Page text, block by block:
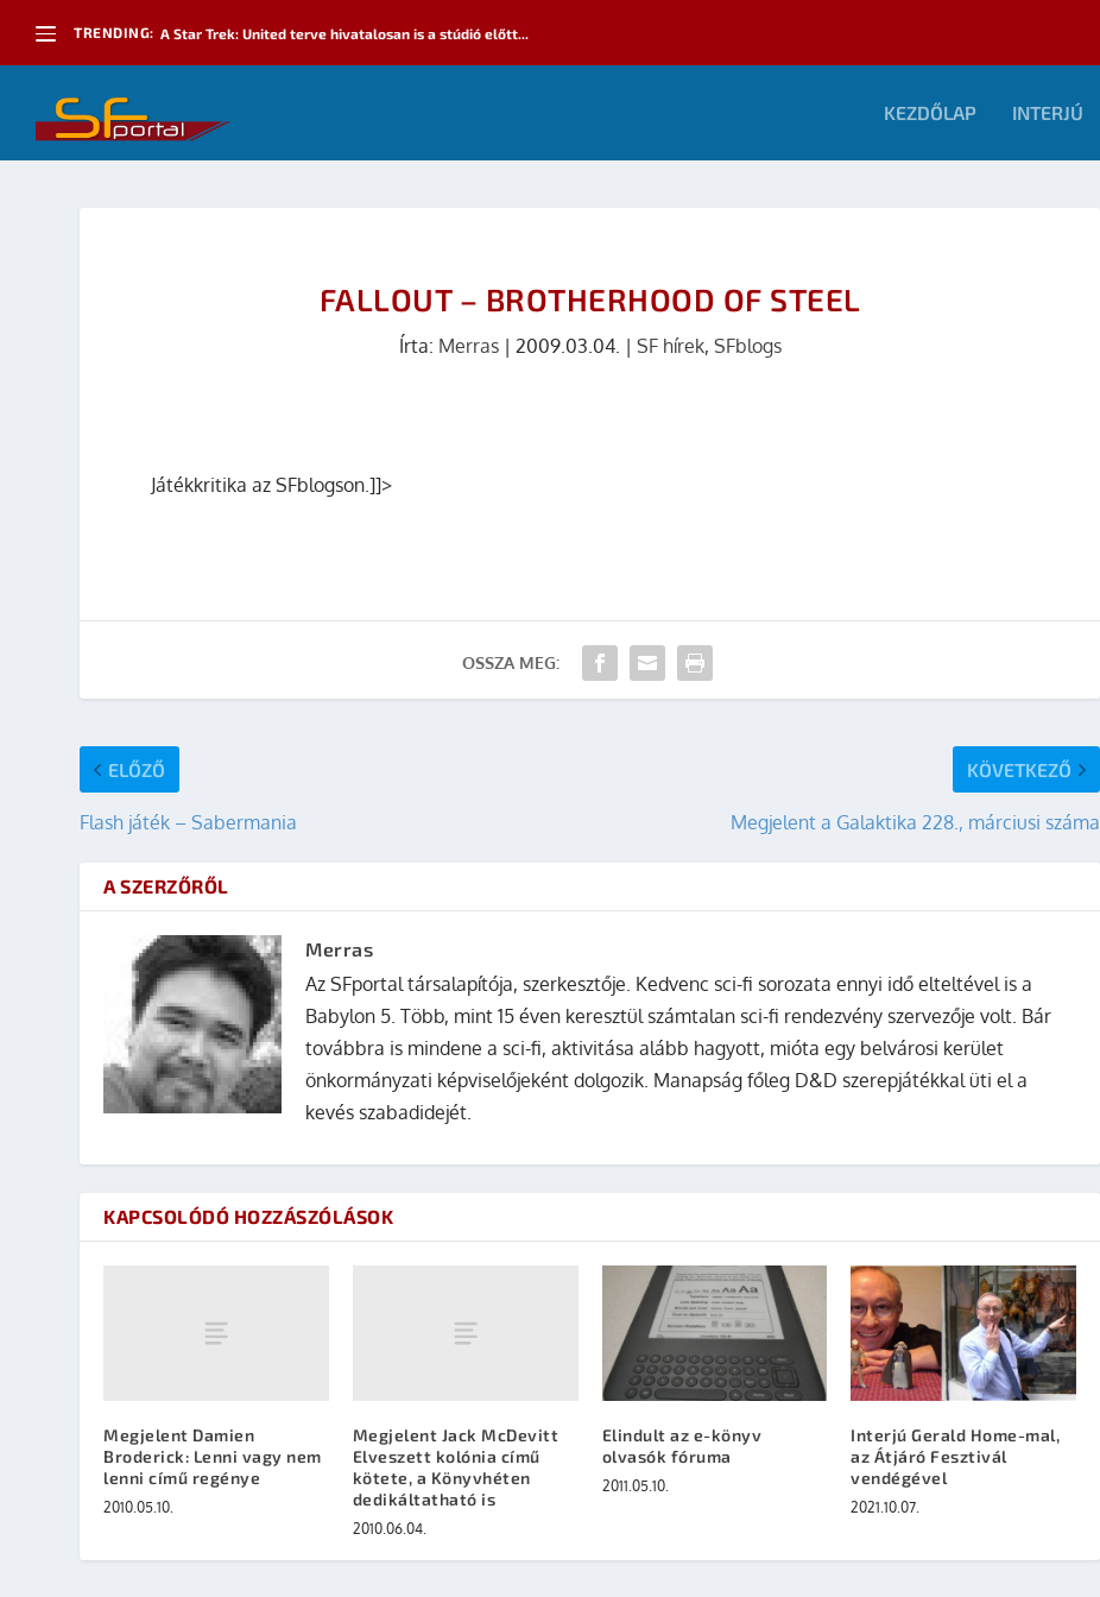
TRENDING: A Star Trek: United terve hivatalosan is a stúdió előtt...
KEZDŐLAP INTERJÚ
FALLOUT – BROTHERHOOD OF STEEL
Írta: Merras| 2009.03.04. | SF hírek, SFblogs
Játékkritika az SFblogson.]]>
OSSZA MEG:
ELŐZŐ
Flash játék – Sabermania
KÖVETKEZŐ
Megjelent a Galaktika 228., márciusi száma
A SZERZŐRŐL
Merras
Az SFportal társalapítója, szerkesztője. Kedvenc sci-fi sorozata ennyi idő elteltével is a
Babylon 5. Több, mint 15 éven keresztül számtalan sci-fi rendezvény szervezője volt. Bár
továbbra is mindene a sci-fi, aktivitása alább hagyott, mióta egy belvárosi kerület
önkormányzati képviselőjeként dolgozik. Manapság főleg D&D szerepjátékkal üti el a
kevés szabadidejét.
KAPCSOLÓDÓ HOZZÁSZÓLÁSOK
Megjelent Damien
Broderick: Lenni vagy nem
lenni című regénye
2010.05.10.
Megjelent Jack McDevitt
Elveszett kolónia című
kötete, a Könyvhéten
dedikáltatható is
2010.06.04.
Elindult az e-könyv
olvasók fóruma
2011.05.10.
Interjú Gerald Home-mal,
az Átjáró Fesztivál
vendégével
2021.10.07.